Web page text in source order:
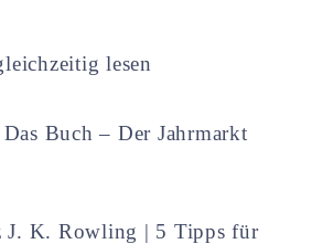
lesen
Buch – Der Jahrmarkt
J. K. Rowling | 5 Tipps für